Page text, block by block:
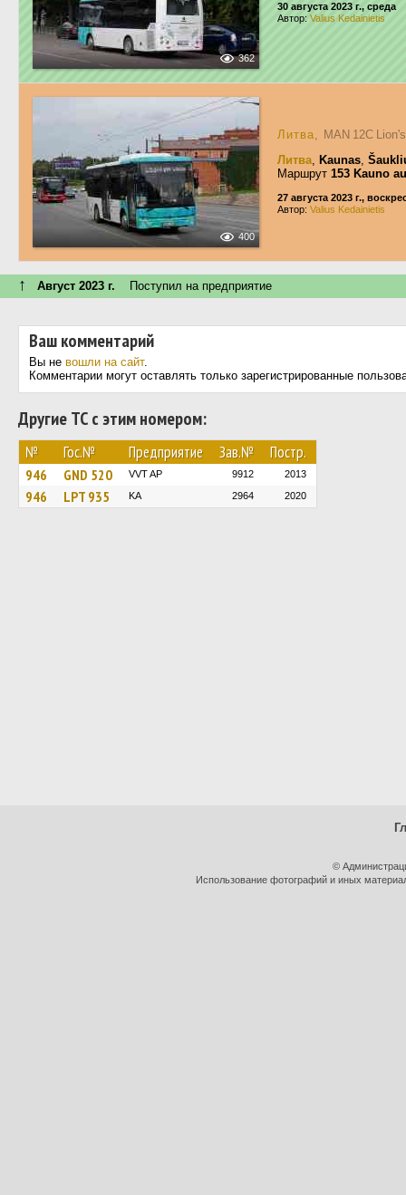
362
30 августа 2023 г., среда
Автор: Valius Kedainietis
400
Литва, MAN 12C
Литва, Kaunas,
Маршрут 153 Kauno
27 августа 2023 г.,
Автор: Valius Kedainietis
↑ Август 2023 г. Поступил на предприятие
Ваш комментарий
Вы не вошли на сайт.
Комментарии могут оставлять только зарегистрированные
Другие ТС с этим номером:
№ Гос.№ Предприятие Зав.№ Постр.
946 GND 520 VVT AP 9912 2013
946 LPT 935 KA 2964 2020
©
Использование фотографий и иных